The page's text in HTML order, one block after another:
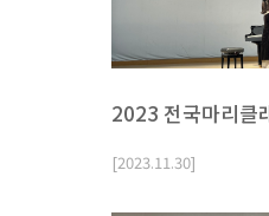
2023 전국마리클
[2023.11.30]